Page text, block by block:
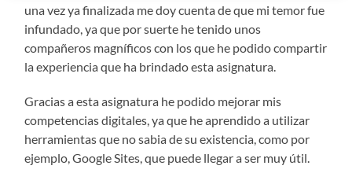
una vez ya finalizada me doy cuenta de que mi temor fue
infundado, ya que por suerte he tenido unos
compañeros magníficos con los que he podido compartir
la experiencia que ha brindado esta asignatura.
Gracias a esta asignatura he podido mejorar mis
competencias digitales, ya que he aprendido a utilizar
herramientas que no sabia de su existencia, como por
ejemplo, Google Sites, que puede llegar a ser muy útil.